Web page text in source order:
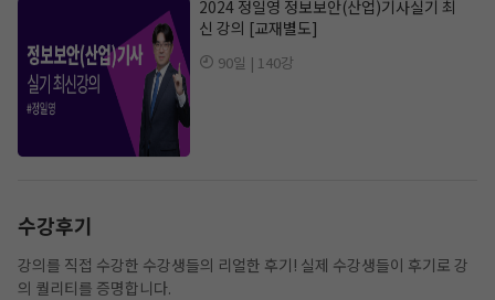
2024 정일영 정보보안(산업)기사실기 최
신 강의 [교재별도]
90일 | 140강
수강후기
강의를 직접 수강한 수강생들의 리얼한 후기! 실제 수강생들이 후기로 강
의 퀄리티를 증명합니다.